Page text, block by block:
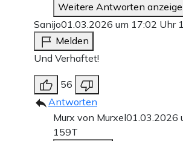
Weitere Antworten
Sanijo01.03.2026 um 17:02 Uhr
Melden
Und Verhaftet!
56
Antworten
Murx von Murxel01.03.2026
159T